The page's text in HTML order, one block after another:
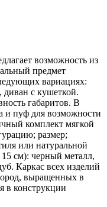
возможность из
предмет
вариациях:
диван с кушеткой.
габаритов. В
и пуф для возможности
комплект мягкой
размер;
или натуральной
см): черный металл,
Каркас всех изделий
выращенных в
в конструкции